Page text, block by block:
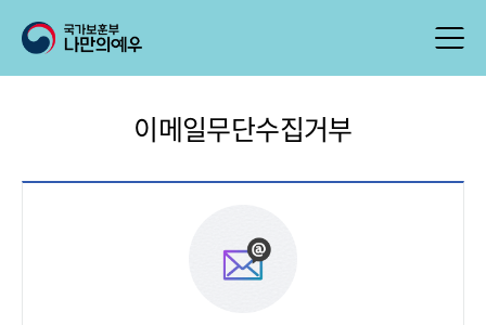
이메일무단수집거부